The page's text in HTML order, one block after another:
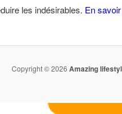
les indésirables. En
Copyright © 2026 Amazing